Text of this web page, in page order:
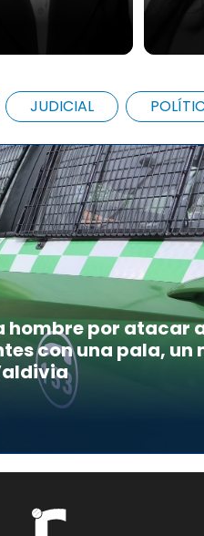
JUDICIAL
hombre por atacar
con una pala, un